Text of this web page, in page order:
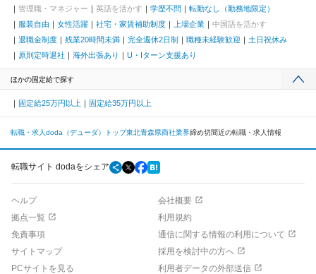
管理職・マネジャー
英語を活かす 学歴不問
転勤なし（勤務地限定）
服装自由
女性活躍 社宅・家賃補助制度 上場企業
中国語を活かす
退職金制度
残業20時間未満 完全週休2日制 職種未経験歓迎
土日祝休み
原則定時退社
海外出張あり U・Iターン支援あり
ほかの固定給で探す
固定給25万円以上 固定給35万円以上
転職・求人doda（デューダ）トップ東北青森県商社業界締め切間近の転職・求人情報
転職サイト dodaをシェア
ヘルプ
会社概要
拠点一覧
利用規約
免責事項
通信に関する情報の利用について
サイトマップ
採用を検討中の方へ
PCサイトを見る
利用者データの外部送信